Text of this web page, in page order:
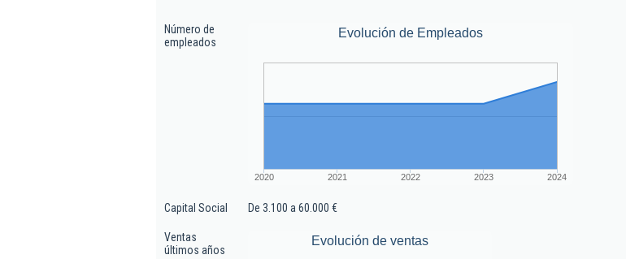
Número de
empleados
Evolución de Empleados
2020 2021 2022 2023 2024
Capital Social De 3.100 a 60.000 €
Ventas
últimos años
Evolución de ventas